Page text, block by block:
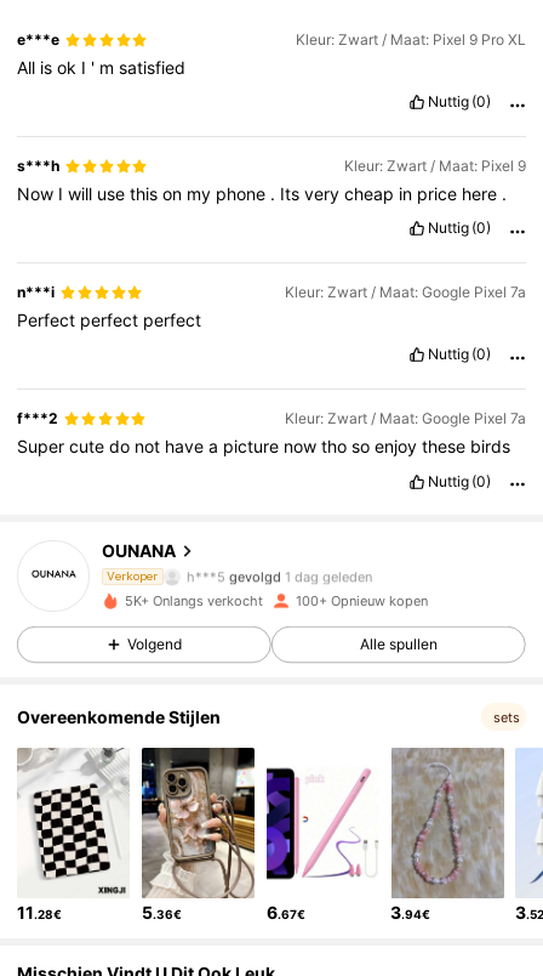
e***e Kleur: Zwart / Maat: Pixel 9 Pro XL
All isok I ' msatisfied
Nuttig (0)
s***h Kleur: Zwart / Maat: Pixel 9
Now Iwill usethison my phone . Itsverycheap in price here .
Nuttig (0)
n***i Kleur: Zwart / Maat: Google Pixel 7a
Perfect perfect perfect
Nuttig (0)
f***2 Kleur: Zwart / Maat: Google Pixel 7a
Supercutedo not havea picture nowthosoenjoythese birds
Nuttig (0)
OUNANA
Verkoper h***5 gevolgd 1 dag geleden
4.73
61 Volgers
61 Volgers
4.73
4.73 61 Volgers
4.73 61 Volgers
4.73 61 Volgers
5K+ Onlangs verkocht 100+ Opnieuw kopen
Volgend Alle spullen
Overeenkomende Stijlen sets
11.28€ 5.36€ 6.67€ 3.94€ 3